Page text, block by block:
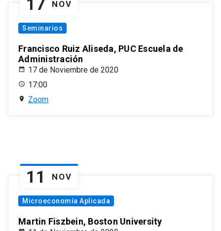
17 NOV
Seminarios
Francisco Ruiz Aliseda, PUC Escuela de
Administración
17 de Noviembre de 2020
17:00
Zoom
11 NOV
Microeconomía Aplicada
Martin Fiszbein, Boston University